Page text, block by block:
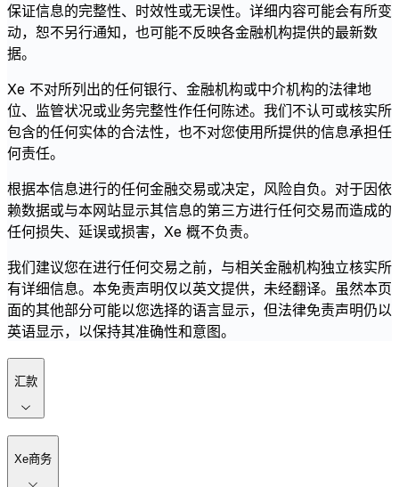
保证信息的完整性、时效性或无误性。详细内容可能会有所变
动，恕不另行通知，也可能不反映各金融机构提供的最新数
据。
Xe 不对所列出的任何银行、金融机构或中介机构的法律地
位、监管状况或业务完整性作任何陈述。我们不认可或核实所
包含的任何实体的合法性，也不对您使用所提供的信息承担任
何责任。
根据本信息进行的任何金融交易或决定，风险自负。对于因依
赖数据或与本网站显示其信息的第三方进行任何交易而造成的
任何损失、延误或损害，Xe 概不负责。
我们建议您在进行任何交易之前，与相关金融机构独立核实所
有详细信息。本免责声明仅以英文提供，未经翻译。虽然本页
面的其他部分可能以您选择的语言显示，但法律免责声明仍以
英语显示，以保持其准确性和意图。
汇款
Xe商务